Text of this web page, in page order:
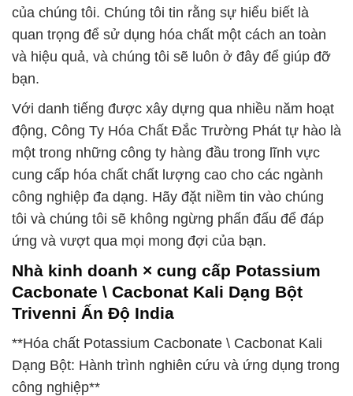
của chúng tôi. Chúng tôi tin rằng sự hiểu biết là
quan trọng để sử dụng hóa chất một cách an toàn
và hiệu quả, và chúng tôi sẽ luôn ở đây để giúp đỡ
bạn.
Với danh tiếng được xây dựng qua nhiều năm hoạt
động, Công Ty Hóa Chất Đắc Trường Phát tự hào là
một trong những công ty hàng đầu trong lĩnh vực
cung cấp hóa chất chất lượng cao cho các ngành
công nghiệp đa dạng. Hãy đặt niềm tin vào chúng
tôi và chúng tôi sẽ không ngừng phấn đấu để đáp
ứng và vượt qua mọi mong đợi của bạn.
Nhà kinh doanh × cung cấp Potassium
Cacbonate \ Cacbonat Kali Dạng Bột
Trivenni Ấn Độ India
**Hóa chất Potassium Cacbonate \ Cacbonat Kali
Dạng Bột: Hành trình nghiên cứu và ứng dụng trong
công nghiệp**